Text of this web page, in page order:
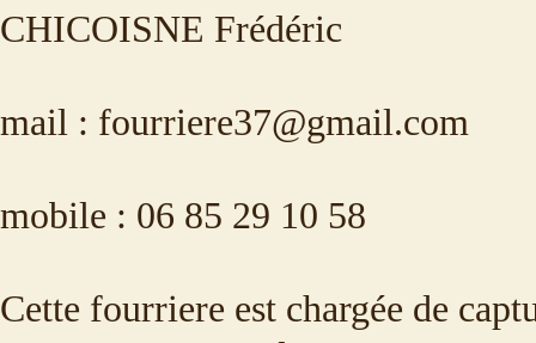
CHICOISNE Frédéric
mail : fourriere37@gmail.com
mobile : 06 85 29 10 58
Cette fourriere est chargée de